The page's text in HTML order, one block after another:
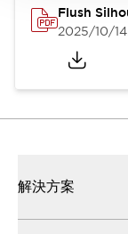
Flush
2025/10/14
解決方案